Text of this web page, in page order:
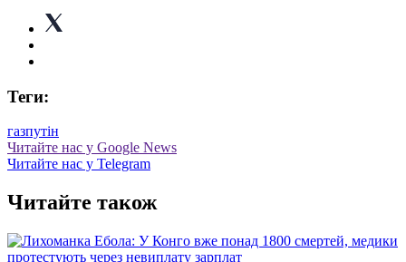
Теги:
газпутін
Читайте нас у Google News
Читайте нас у Telegram
Читайте також